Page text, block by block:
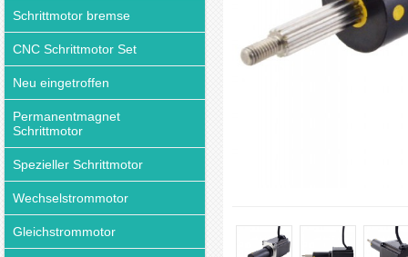
Schrittmotor bremse
CNC Schrittmotor Set
Neu eingetroffen
Permanentmagnet
Schrittmotor
Spezieller Schrittmotor
Wechselstrommotor
Gleichstrommotor